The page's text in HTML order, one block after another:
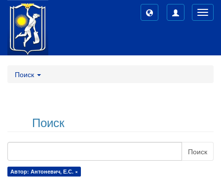
Поиск
Поиск
Поиск
Автор: Антоневич, Е.С. ×